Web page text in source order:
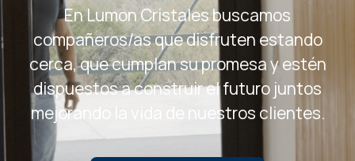
En Lumon Cristales buscamos
compañeros/as que disfruten estando
cerca, que cumplan su promesa y estén
dispuestos a construir el futuro juntos
mejorando la vida de nuestros clientes.